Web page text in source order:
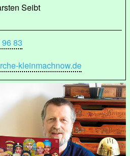
Seibt
83
kleinmachnow.de